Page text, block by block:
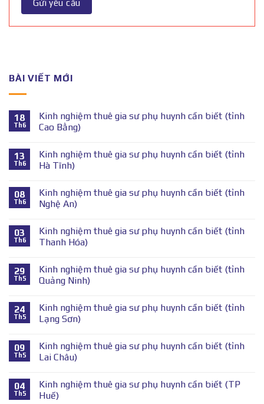
BÀI VIẾT MỚI
18
Th6
Kinh nghiệm thuê gia sư phụ huynh cần biết (tỉnh
Cao Bằng)
13
Th6
Kinh nghiệm thuê gia sư phụ huynh cần biết (tỉnh
Hà Tĩnh)
08
Th6
Kinh nghiệm thuê gia sư phụ huynh cần biết (tỉnh
Nghệ An)
03
Th6
Kinh nghiệm thuê gia sư phụ huynh cần biết (tỉnh
Thanh Hóa)
29
Th5
Kinh nghiệm thuê gia sư phụ huynh cần biết (tỉnh
Quảng Ninh)
24
Th5
Kinh nghiệm thuê gia sư phụ huynh cần biết (tỉnh
Lạng Sơn)
09
Th5
Kinh nghiệm thuê gia sư phụ huynh cần biết (tỉnh
Lai Châu)
04
Th5
Kinh nghiệm thuê gia sư phụ huynh cần biết (TP
Huế)